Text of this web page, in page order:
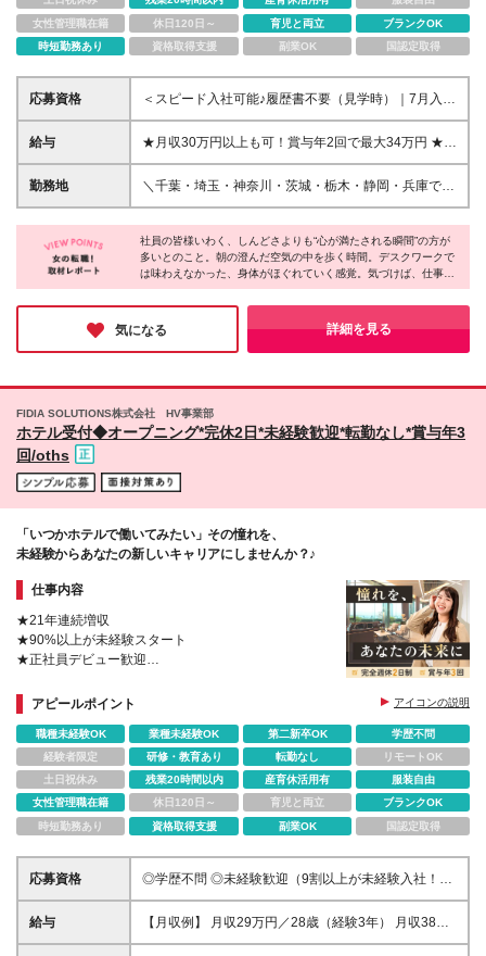
女性管理職在籍
休日120日～ 育児と両立
ブランクOK
時短勤務あり
資格取得支援 副業OK 国認定取得
応募資格
＜スピード入社可能♪履歴書不要（見学時）｜7月入社
も可能｜20代～30代活躍中！未経験OK｜ゴルフ知識
がない方も問題なし◎＞ ■学歴不問 ■普通自動車免許
て8時から時短で働くママさんも！ シフト制（実働7
時間45分｜1時間15分休憩） ◎シフトの希望は通りや
たら、幅広いお仕事にチャレンジできます♪ ◇店舗の
売上管理や経理などの総務業務（★体力的に室内業務
へ移りたい時も安心！） ◇クラブハウス内のレスト
ランでの接客 ◇ラウンド進行をサポートするマスタ
ー室のお仕事 ◇ショップでの商品説明やレジ対応 ◇
ホテルフロントでのお客様対応 さらに、経験を積め
ばクラブハウスの管理職や、副支配人・支配人へのキ
給与
★月収30万円以上も可！賞与年2回で最大34万円 ★引
っ越し手当あり ★しっかり休みたい派・稼ぎたい派
を選べます！ ┗公休数を選んで給与を選択できま
勤務地やラウンド数、キャディランクによって変動
※3ヶ月の研修期間は月給21万円。その他待遇に差異
はありません。 ☆雨や雪、雷など天候悪化でラウン
(1,170円、神奈川県は1,230円)ができます。
勤務地
＼千葉・埼玉・神奈川・茨城・栃木・静岡・兵庫で募
集☆マイカー通勤OK！／ 「家から近い方がいい」
「雰囲気で選びたい」など、 希望を聞きながら無理
なく決定します！ ------------ ◆千葉県 ┗成田コース｜
成田市川栗240 ┗市原コース｜市原市奥野151 ┗八千
代コース｜八千代市米本2834 ◆埼玉県 ┗江南コース
｜熊谷市千代985 ◆神奈川県 ┗相模コース｜秦野市
柳川大峯771-1 ◆栃木県 ┗佐野ヒルクレストコース｜
佐野市船越町 2854 ◆静岡県 ┗御殿場コース｜御殿場
┗美野里コース｜小美玉市三箇952 ------------ ※ご本人
同意の場合のみ、転勤あり
社員の皆様いわく、しんどさよりも“心が満たされる瞬間”の方が
多いとのこと。朝の澄んだ空気の中を歩く時間。デスクワークで
は味わえなかった、身体がほぐれていく感覚。気づけば、仕事
が“リフレッシュの時間”にもなり、家に帰った後も気持ちに余裕
が生まれているそう。大自然に包まれ、自分のペースで働ける同
社だからこそ味わえる心地よさ。気づいたら、仕事が“ごほうび時
間”に。次は、あなたが体験してみませんか？
気になる 詳細を見る
FIDIA SOLUTIONS株式会社 HV事業部
ホテル受付◆オープニング*完休2日*未経験歓迎*転勤なし*賞与年3
回/oths
「いつかホテルで働いてみたい」その憧れを、
未経験からあなたの新しいキャリアにしませんか？♪
仕事内容
★21年連続増収
★90%以上が未経験スタート
★正社員デビュー歓迎
★学歴・経験は一切不問
アピールポイント アイコンの説明
職種未経験OK 業種未経験OK 第二新卒OK
学歴不問
経験者限定
研修・教育あり 転勤なし
リモートOK
土日祝休み
残業20時間以内 産育休活用有
服装自由
女性管理職在籍
休日120日～ 育児と両立
ブランクOK
時短勤務あり
資格取得支援 副業OK 国認定取得
応募資格
◎学歴不問 ◎未経験歓迎（9割以上が未経験入社！）
◎第二新卒歓迎・フリーター歓迎 ◎社会人経験不問
◎20代～30代活躍中！ ◆40歳以下の方（若年層によ
給与
【月収例】 月収29万円／28歳（経験3年） 月収38万
円／35歳（経験5年） 【エリア別給与】 ■関東（東京